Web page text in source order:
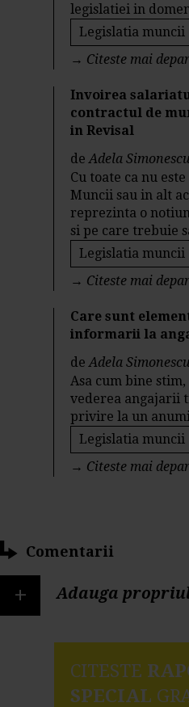
legislatiei in
Legislatia muncii
→ Citeste mai
Invoirea
contractul de
in Revisal
deAdela Simonescu
Cu toate ca nu
Muncii sau in alt
reprezinta o
si pe care trebuie
Legislatia muncii
→ Citeste mai
Care sunt
informarii la
deAdela Simonescu
Asa cum bine
vederea angajarii
privire la un
Legislatia muncii
→ Citeste mai
Comentarii
+ Adauga
CITESTE
SPECIAL